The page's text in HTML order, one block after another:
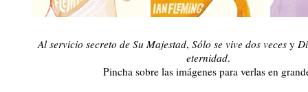
Al servicio secreto de Su Majestad, Sólo se vive dos veces y
eternidad.
Pincha sobre las imágenes para verlas en